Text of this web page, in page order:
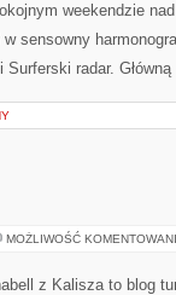
weekendzie
sensowny
radar.
MOŻLIWOŚĆ
z Kalisza to blog